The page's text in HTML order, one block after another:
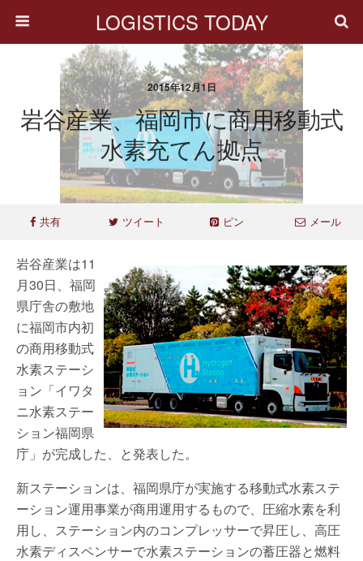
LOGISTICS TODAY
2015年12月1日
岩谷産業、福岡市に商用移動式
水素充てん拠点
共有 ツイート ピン メール
岩谷産業は11
月30日、福岡
県庁舎の敷地
に福岡市内初
の商用移動式
水素ステーシ
ョン「イワタ
ニ水素ステー
ション福岡県
庁」が完成した、と発表した。
新ステーションは、福岡県庁が実施する移動式水素ステ
ーション運用事業が商用運用するもので、圧縮水素を利
用し、ステーション内のコンプレッサーで昇圧し、高圧
水素ディスペンサーで水素ステーションの蓄圧器と燃料